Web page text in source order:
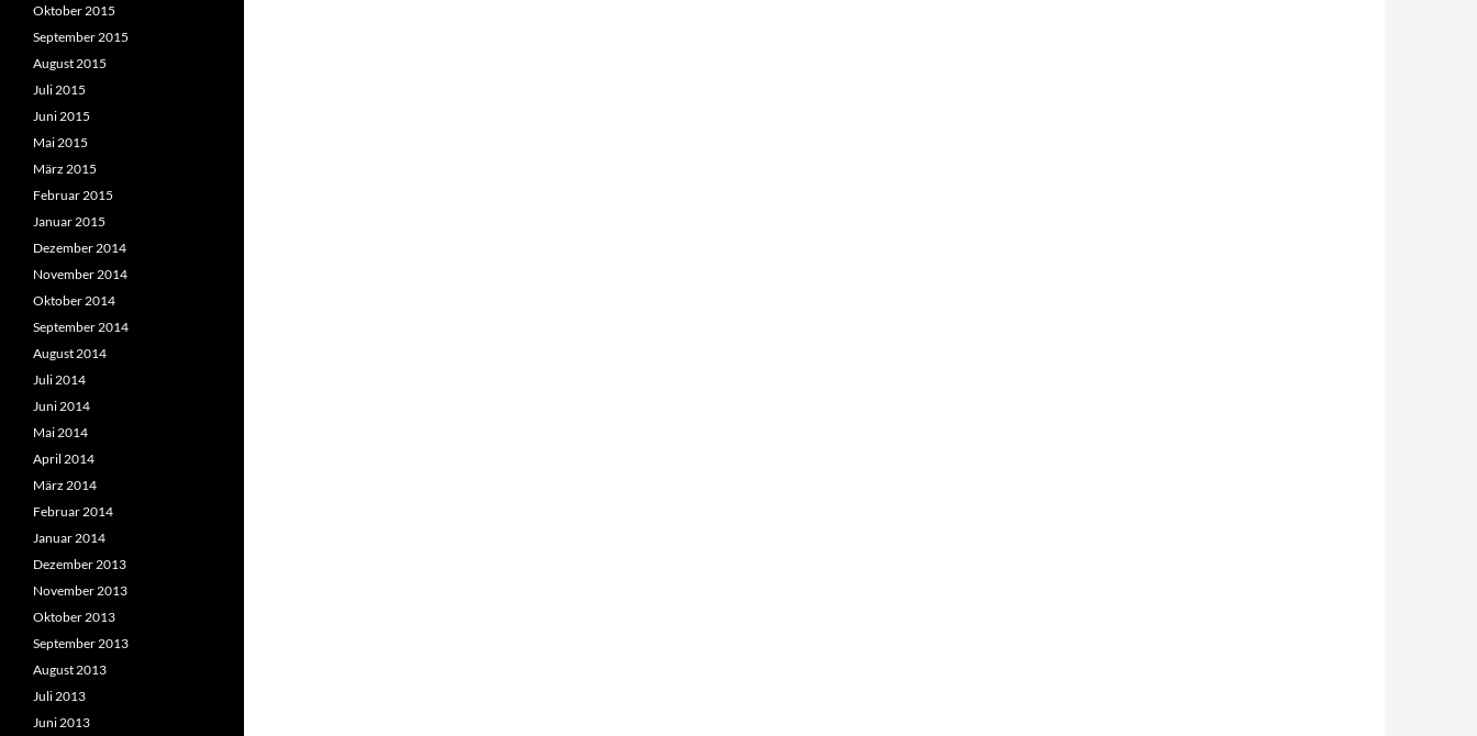
Oktober 2015
September 2015
August 2015
Juli 2015
Juni 2015
Mai 2015
März 2015
Februar 2015
Januar 2015
Dezember 2014
November 2014
Oktober 2014
September 2014
August 2014
Juli 2014
Juni 2014
Mai 2014
April 2014
März 2014
Februar 2014
Januar 2014
Dezember 2013
November 2013
Oktober 2013
September 2013
August 2013
Juli 2013
Juni 2013